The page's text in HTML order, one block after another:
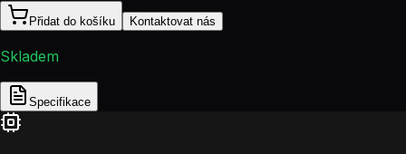
Přidat do košíku Kontaktovat nás
Skladem
Specifikace